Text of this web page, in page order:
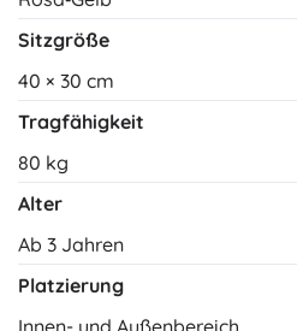
Sitzgröße
40 × 30 cm
Tragfähigkeit
80 kg
Alter
Ab 3 Jahren
Platzierung
Innen- und Außenbereich